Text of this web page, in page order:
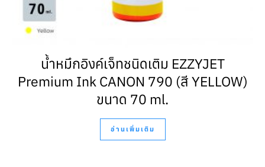
น้ำหมึกอิงค์เจ็ทชนิดเติม EZZYJET
Premium Ink CANON 790 (สี YELLOW)
ขนาด 70 ml.
อ่านเพิ่มเติม